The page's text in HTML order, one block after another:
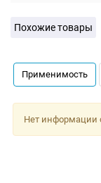
Похожие товары
Применимость
Нет информации